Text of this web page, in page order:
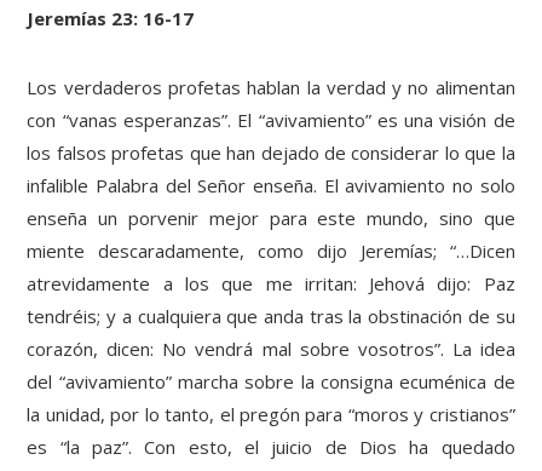
Jeremías 23: 16-17
Los verdaderos profetas hablan la verdad y no alimentan
con “vanas esperanzas”. El “avivamiento” es una visión de
los falsos profetas que han dejado de considerar lo que la
infalible Palabra del Señor enseña. El avivamiento no solo
enseña un porvenir mejor para este mundo, sino que
miente descaradamente, como dijo Jeremías; “…Dicen
atrevidamente a los que me irritan: Jehová dijo: Paz
tendréis; y a cualquiera que anda tras la obstinación de su
corazón, dicen: No vendrá mal sobre vosotros”. La idea
del “avivamiento” marcha sobre la consigna ecuménica de
la unidad, por lo tanto, el pregón para “moros y cristianos”
es “la paz”. Con esto, el juicio de Dios ha quedado